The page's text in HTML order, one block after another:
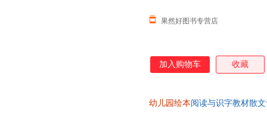
果然好图书专营店
加入购物车 收藏
幼儿园绘本阅读与识字教材散